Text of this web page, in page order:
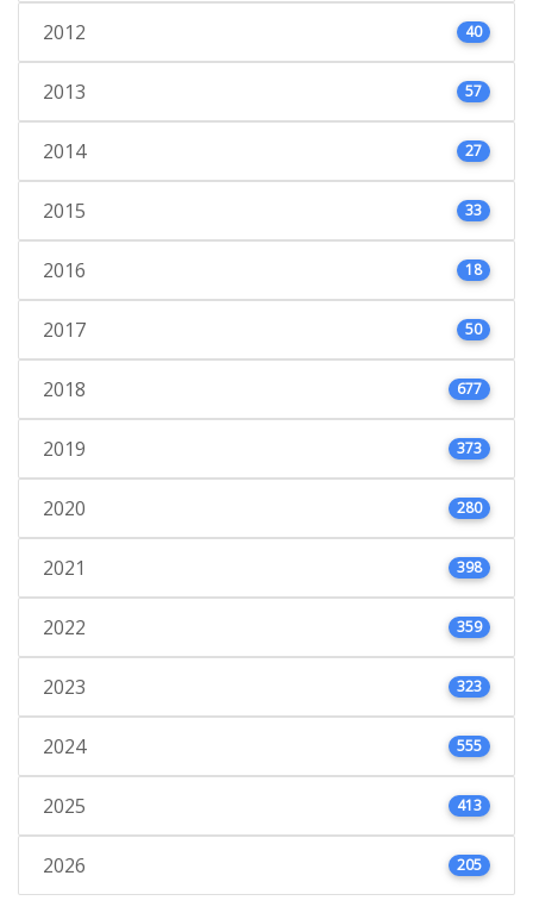
2012 40
2013 57
2014 27
2015 33
2016 18
2017 50
2018 677
2019 373
2020 280
2021 398
2022 359
2023 323
2024 555
2025 413
2026 205